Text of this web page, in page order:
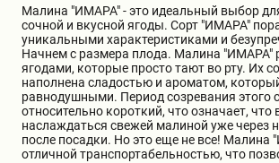
Шарафуга
Бирючина
Плющ
Овсяница
Экзотические растения
Декоративные саженцы
Комнатные растения
Малина "ИМАРА" - это идеальный выбор
сочной и вкусной ягоды. Сорт "ИМАРА"
уникальными характеристиками и
Начнем с размера плода. Малина "ИМАРА"
ягодами, которые просто тают во рту. Их
наполнена сладостью и ароматом,
равнодушными. Период созревания этого
относительно короткий, что означает,
наслаждаться свежей малиной уже через
после посадки. Но это еще не все! Малина
отличной транспортабельностью, что